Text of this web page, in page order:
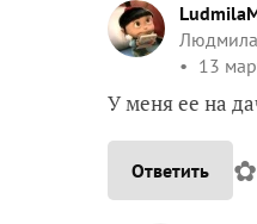
Людмила
13
У меня ее на
Ответить ✿